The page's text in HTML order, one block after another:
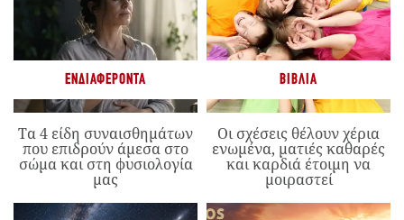
ΕΝΔΙΑΦΈΡΟΝΤΑ
Τα 4 είδη συναισθημάτων
που επιδρούν άμεσα στο
σώμα και στη φυσιολογία
μας
ΒΙΒΛΊΑ
Οι σχέσεις θέλουν χέρια
ενωμένα, ματιές καθαρές
και καρδιά έτοιμη να
μοιραστεί